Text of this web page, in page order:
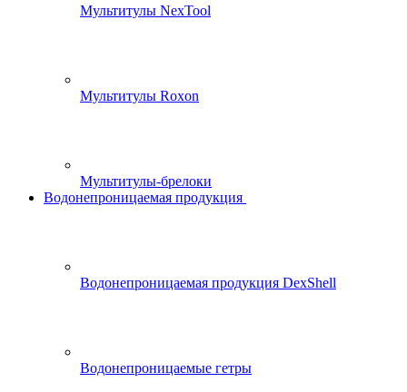
Мультитулы NexTool
Мультитулы Roxon
Мультитулы-брелоки
Водонепроницаемая продукция
Водонепроницаемая продукция DexShell
Водонепроницаемые гетры